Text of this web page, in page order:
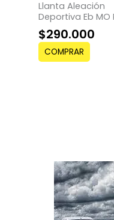
Llanta Aleación
Deportiva Eb MO
$290.000
COMPRAR